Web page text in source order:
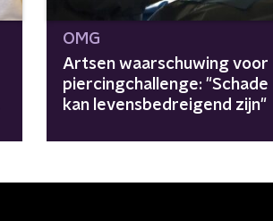
OMG
Artsen waarschuwing voor
piercingchallenge: "Schade
kan levensbedreigend zijn"